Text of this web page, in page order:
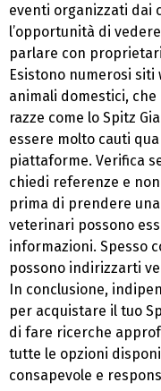
eventi organizzati dai
l’opportunità di
parlare con
Esistono numerosi
animali domestici,
razze come lo Spitz
essere molto cauti
piattaforme. Verifica
chiedi referenze e
prima di prendere
veterinari possono
informazioni. Spesso
possono indirizzarti
In conclusione,
per acquistare il tuo
di fare ricerche
tutte le opzioni
consapevole e